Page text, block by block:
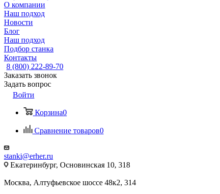
О компании
Наш подход
Новости
Блог
Наш подход
Подбор станка
Контакты
8 (800) 222-89-70
Заказать звонок
Задать вопрос
Войти
Корзина0
Сравнение товаров0
stanki@erher.ru
Екатеринбург, Основинская 10, 318
Москва, Алтуфьевское шоссе 48к2, 314